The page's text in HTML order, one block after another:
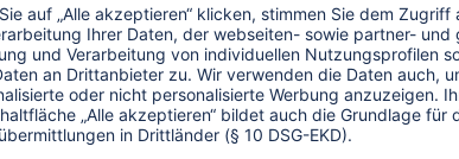
sie die tiefer liegenden
dieser kleinen Initiativen in politischen
Tourismus nach und nach mit